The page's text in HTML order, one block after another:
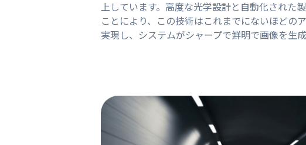
上しています。高度な光学設計と自動化された
ことにより、この技術はこれまでにないほどの
実現し、システムがシャープで鮮明で画像を生成